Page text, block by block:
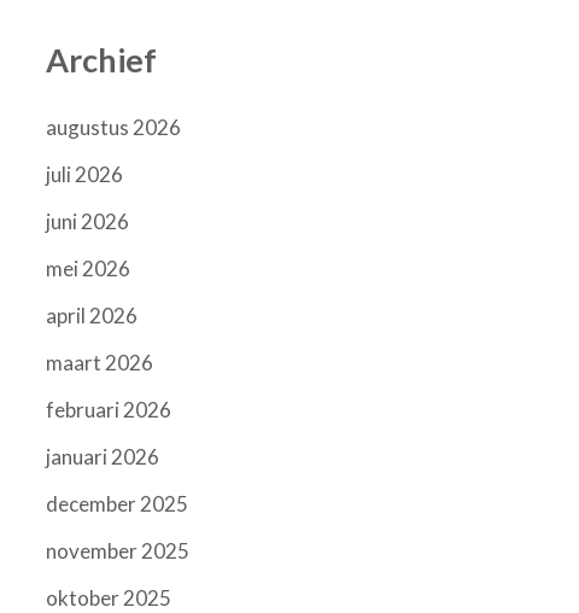
Archief
augustus 2026
juli 2026
juni 2026
mei 2026
april 2026
maart 2026
februari 2026
januari 2026
december 2025
november 2025
oktober 2025